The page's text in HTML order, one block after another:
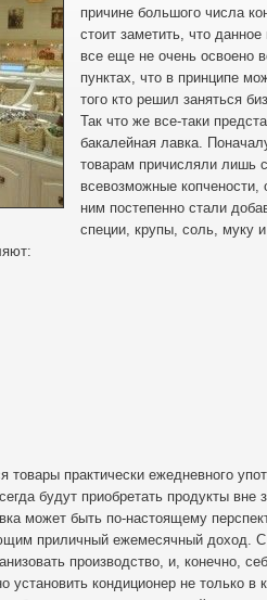
причине большого числа
стоит заметить, что
все еще не очень освоено
пунктах, что в принципе
того кто решил заняться
Так что же все-таки
бакалейная лавка.
товарам причисляли лишь
всевозможные копчености,
ним постепенно стали
специи, крупы, соль, муку
товары практически ежедневного
будут приобретать продукты вне
может быть по-настоящему
приличный ежемесячный доход.
производство, и, конечно,
кондиционер не только в